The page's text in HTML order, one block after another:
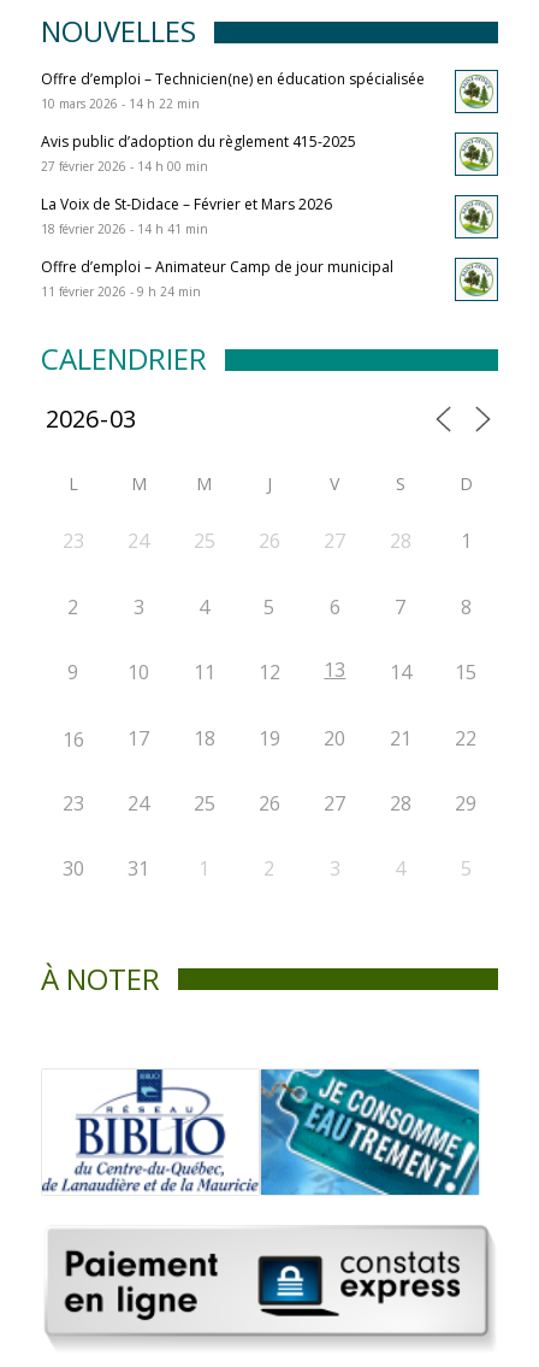
NOUVELLES
Offre d’emploi – Technicien(ne) en éducation spécialisée
10 mars 2026 - 14 h 22 min
Avis public d’adoption du règlement 415-2025
27 février 2026 - 14 h 00 min
La Voix de St-Didace – Février et Mars 2026
18 février 2026 - 14 h 41 min
Offre d’emploi – Animateur Camp de jour municipal
11 février 2026 - 9 h 24 min
CALENDRIER
L M M J V S D
23 24 25 26 27 28 1
2 3 4 5 6 7 8
9 10 11 12 13 14 15
16 17 18 19 20 21 22
23 24 25 26 27 28 29
30 31 1 2 3 4 5
À NOTER